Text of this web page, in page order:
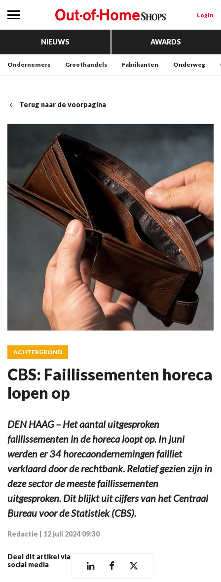
Login
NIEUWS AWARDS
Ondernemers Groothandels Fabrikanten Onderweg
Terug naar de voorpagina
ACHTERGROND
CBS: Faillissementen horeca
lopen op
DEN HAAG – Het aantal uitgesproken
faillissementen in de horeca loopt op. In juni
werden er 34 horecaondernemingen failliet
verklaard door de rechtbank. Relatief gezien zijn in
deze sector de meeste faillissementen
uitgesproken. Dit blijkt uit cijfers van het Centraal
Bureau voor de Statistiek (CBS).
Redactie 12 juli 2024 09:30
Deel dit artikel via
social media